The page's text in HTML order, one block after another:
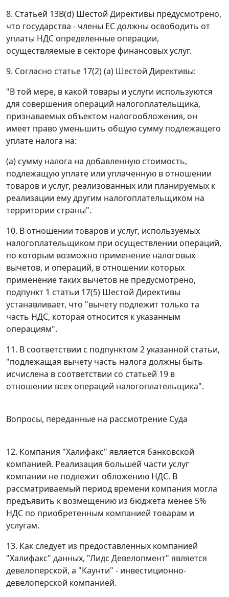
8. Статьей 13В(d) Шестой Директивы предусмотрено,
что государства - члены ЕС должны освободить от
уплаты НДС определенные операции,
осуществляемые в секторе финансовых услуг.
9. Согласно статье 17(2) (а) Шестой Директивы:
"В той мере, в какой товары и услуги используются
для совершения операций налогоплательщика,
признаваемых объектом налогообложения, он
имеет право уменьшить общую сумму подлежащего
уплате налога на:
(a) сумму налога на добавленную стоимость,
подлежащую уплате или уплаченную в отношении
товаров и услуг, реализованных или планируемых к
реализации ему другим налогоплательщиком на
территории страны".
10. В отношении товаров и услуг, используемых
налогоплательщиком при осуществлении операций,
по которым возможно применение налоговых
вычетов, и операций, в отношении которых
применение таких вычетов не предусмотрено,
подпункт 1 статьи 17(5) Шестой Директивы
устанавливает, что "вычету подлежит только та
часть НДС, которая относится к указанным
операциям".
11. В соответствии с подпунктом 2 указанной статьи,
"подлежащая вычету часть налога должны быть
исчислена в соответствии со статьей 19 в
отношении всех операций налогоплательщика".
Вопросы, переданные на рассмотрение Суда
12. Компания "Халифакс" является банковской
компанией. Реализация большей части услуг
компании не подлежит обложению НДС. В
рассматриваемый период времени компания могла
предъявить к возмещению из бюджета менее 5%
НДС по приобретенным компанией товарам и
услугам.
13. Как следует из предоставленных компанией
"Халифакс" данных, "Лидс Девелопмент" является
девелоперской, а "Каунти" - инвестиционно-
девелоперской компанией.